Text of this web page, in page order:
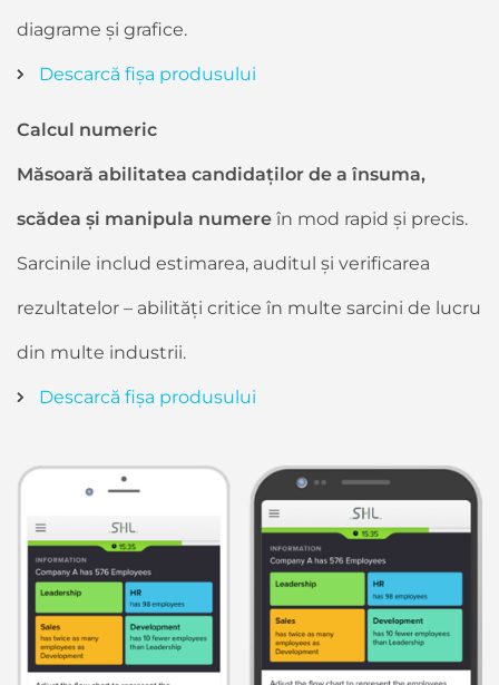
diagrame și grafice.
Descarcă fișa produsului
Calcul numeric
Măsoară abilitatea candidaților de a însuma,
scădea și manipula numere în mod rapid și precis.
Sarcinile includ estimarea, auditul și verificarea
rezultatelor – abilități critice în multe sarcini de lucru
din multe industrii.
Descarcă fișa produsului